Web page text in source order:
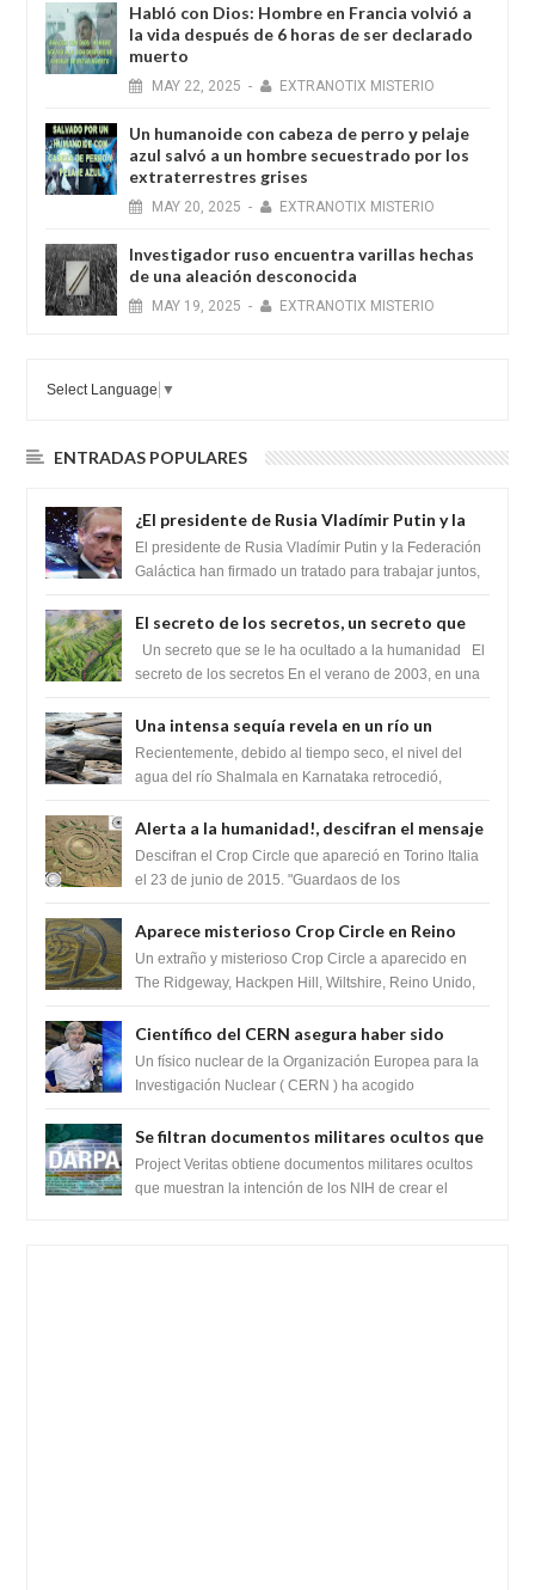
Habló con Dios: Hombre en Francia volvió a
la vida después de 6 horas de ser declarado
muerto
MAY 22, 2025 - EXTRANOTIX MISTERIO
Un humanoide con cabeza de perro у pelaje
azul salvó a un hombre secuestrado por los
extraterrestres grises
MAY 20, 2025 - EXTRANOTIX MISTERIO
Investigador ruso encuentra varillas hechas
de una aleación desconocida
MAY 19, 2025 - EXTRANOTIX MISTERIO
Select Language ▼
ENTRADAS POPULARES
¿El presidente de Rusia Vladímir Putin y la
Federación Galactica han firmado un
tratado para acabar con los Sionistas?
El presidente de Rusia Vladímir Putin y la Federación
Galáctica han firmado un tratado para trabajar juntos,
El secreto de los secretos, un secreto que
cambiaría por completo el destino de la
humanidad
Un secreto que se le ha ocultado a la humanidad El
secreto de los secretos En el verano de 2003, en una
Una intensa sequía revela en un río un
impresionante hallazgo de miles de Shiva
Lingas
Recientemente, debido al tiempo seco, el nivel del
agua del río Shalmala en Karnataka retrocedió,
Alerta a la humanidad!, descifran el mensaje
del Crop Circle de Torino ,Italia
Descifran el Crop Circle que apareció en Torino Italia
el 23 de junio de 2015. "Guardaos de los
Aparece misterioso Crop Circle en Reino
Unido 23 de junio 2016
Un extraño y misterioso Crop Circle a aparecido en
The Ridgeway, Hackpen Hill, Wiltshire, Reino Unido,
Científico del CERN asegura haber sido
ayudado por seres de luz durante una
prueba del Colisionador de Hadrones
Un físico nuclear de la Organización Europea para la
Investigación Nuclear ( CERN ) ha acogido
Se filtran documentos militares ocultos que
muestran la intención de los NIH de crear el
SARS-CoV-2, utilizando la investigación de
Project Veritas obtiene documentos militares ocultos
que muestran la intención de los NIH de crear el